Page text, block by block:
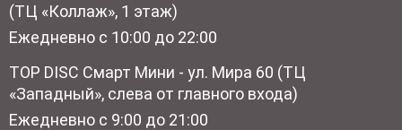
(ТЦ «Коллаж», 1 этаж)
Ежедневно с 10:00 до 22:00
TOP DISC Смарт Мини - ул. Мира 60 (ТЦ
«Западный», слева от главного входа)
Ежедневно с 9:00 до 21:00